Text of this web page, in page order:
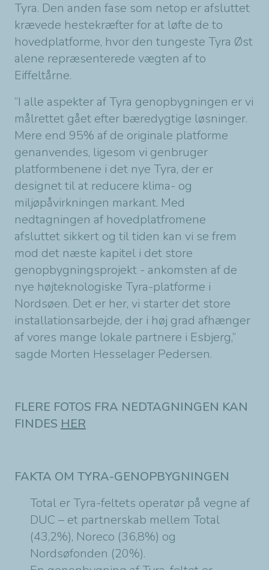
Tyra. Den anden fase som netop er afsluttet
krævede hestekræfter for at løfte de to
hovedplatforme, hvor den tungeste Tyra Øst
alene repræsenterede vægten af to
Eiffeltårne.
”I alle aspekter af Tyra genopbygningen er vi
målrettet gået efter bæredygtige løsninger.
Mere end 95% af de originale platforme
genanvendes, ligesom vi genbruger
platformbenene i det nye Tyra, der er
designet til at reducere klima- og
miljøpåvirkningen markant. Med
nedtagningen af hovedplatfromene
afsluttet sikkert og til tiden kan vi se frem
mod det næste kapitel i det store
genopbygningsprojekt - ankomsten af de
nye højteknologiske Tyra-platforme i
Nordsøen. Det er her, vi starter det store
installationsarbejde, der i høj grad afhænger
af vores mange lokale partnere i Esbjerg,”
sagde Morten Hesselager Pedersen.
FLERE FOTOS FRA NEDTAGNINGEN KAN
FINDES HER
FAKTA OM TYRA-GENOPBYGNINGEN
Total er Tyra-feltets operatør på vegne af
DUC – et partnerskab mellem Total
(43,2%), Noreco (36,8%) og
Nordsøfonden (20%).